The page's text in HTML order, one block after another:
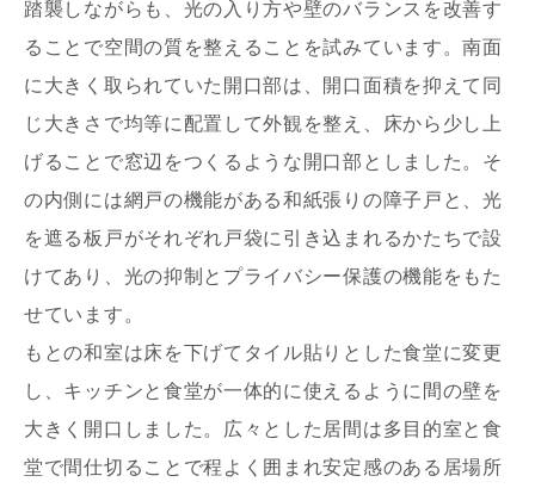
写真を拡大する
踏襲しながらも、光の入り方や壁のバランスを改善す
ることで空間の質を整えることを試みています。南面
に大きく取られていた開口部は、開口面積を抑えて同
じ大きさで均等に配置して外観を整え、床から少し上
げることで窓辺をつくるような開口部としました。そ
の内側には網戸の機能がある和紙張りの障子戸と、光
を遮る板戸がそれぞれ戸袋に引き込まれるかたちで設
けてあり、光の抑制とプライバシー保護の機能をもた
せています。
もとの和室は床を下げてタイル貼りとした食堂に変更
し、キッチンと食堂が一体的に使えるように間の壁を
大きく開口しました。広々とした居間は多目的室と食
堂で間仕切ることで程よく囲まれ安定感のある居場所